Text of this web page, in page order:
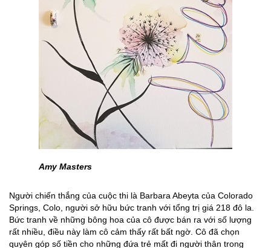
Amy Masters
Người chiến thắng của cuộc thi là Barbara Abeyta của Colorado
Springs, Colo, người sở hữu bức tranh với tổng trị giá 218 đô la.
Bức tranh về những bông hoa của cô được bán ra với số lượng
rất nhiều, điều này làm cô cảm thấy rất bất ngờ. Cô đã chọn
quyên góp số tiền cho những đứa trẻ mất đi người thân trong